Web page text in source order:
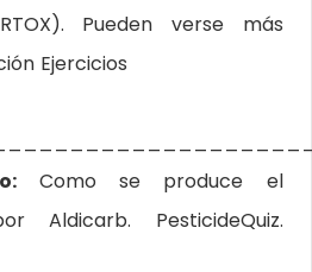
Pueden verse más
Ejercicios
Como se produce el
Aldicarb. PesticideQuiz.